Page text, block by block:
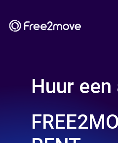
Huur een